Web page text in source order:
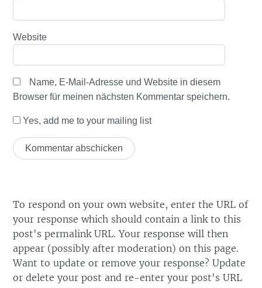
Website
Name, E-Mail-Adresse und Website in diesem
Browser für meinen nächsten Kommentar speichern.
Yes, add me to your mailing list
To respond on your own website, enter the URL of
your response which should contain a link to this
post's permalink URL. Your response will then
appear (possibly after moderation) on this page.
Want to update or remove your response? Update
or delete your post and re-enter your post's URL